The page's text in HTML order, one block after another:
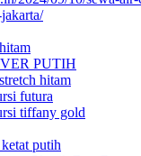
PUTIH
hitam
futura
tiffany gold
putih